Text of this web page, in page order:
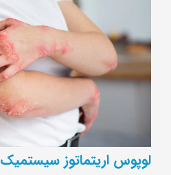
لوپوس اریتماتوز سیستمیک